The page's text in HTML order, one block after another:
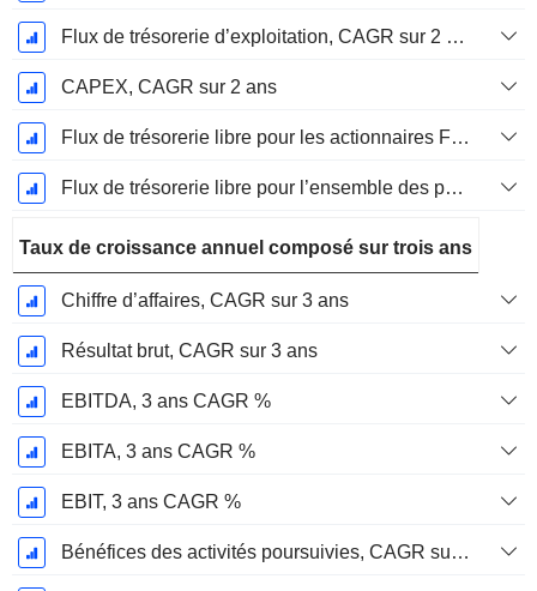
Flux de trésorerie d’exploitation, CAGR sur 2 ans
CAPEX, CAGR sur 2 ans
Flux de trésorerie libre pour les actionnaires FCFE, CAGR sur 2 ans
Flux de trésorerie libre pour l’ensemble des pourvoyeurs de fonds (créanciers et actionnaires) FCFF, CAGR sur 2 ans
Taux de croissance annuel composé sur trois ans
Chiffre d’affaires, CAGR sur 3 ans
Résultat brut, CAGR sur 3 ans
EBITDA, 3 ans CAGR %
EBITA, 3 ans CAGR %
EBIT, 3 ans CAGR %
Bénéfices des activités poursuivies, CAGR sur 3 ans